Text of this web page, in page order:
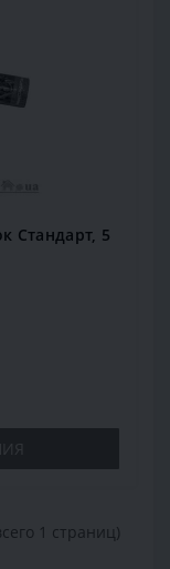
Стандарт, 5
1 страниц)